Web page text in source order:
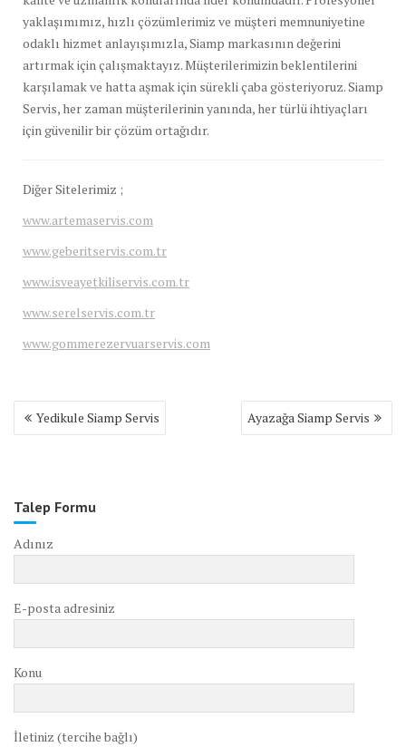
yaklaşımımız, hızlı çözümlerimiz ve müşteri memnuniyetine
odaklı hizmet anlayışımızla, Siamp markasının değerini
artırmak için çalışmaktayız. Müşterilerimizin beklentilerini
karşılamak ve hatta aşmak için sürekli çaba gösteriyoruz. Siamp
Servis, her zaman müşterilerinin yanında, her türlü ihtiyaçları
için güvenilir bir çözüm ortağıdır.
Diğer Sitelerimiz ;
www.artemaservis.com
www.geberitservis.com.tr
www.isveayetkiliservis.com.tr
www.serelservis.com.tr
www.gommerezervuarservis.com
Yazı
gezinmesi
Yedikule Siamp Servis Ayazağa Siamp Servis
Talep Formu
Adınız
E-posta adresiniz
Konu
İletiniz (tercihe bağlı)